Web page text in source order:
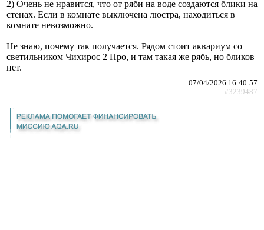
2) Очень не нравится, что от ряби на воде создаются блики на
стенах. Если в комнате выключена люстра, находиться в
комнате невозможно.
Не знаю, почему так получается. Рядом стоит аквариум со
светильником Чихирос 2 Про, и там такая же рябь, но бликов
нет.
07/04/2026 16:40:57
#3239487